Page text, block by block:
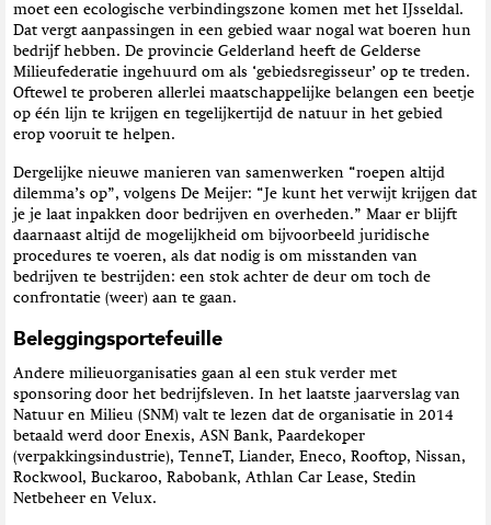
moet een ecologische verbindingszone komen met het IJsseldal.
Dat vergt aanpassingen in een gebied waar nogal wat boeren hun
bedrijf hebben. De provincie Gelderland heeft de Gelderse
Milieufederatie ingehuurd om als ‘gebiedsregisseur’ op te treden.
Oftewel te proberen allerlei maatschappelijke belangen een beetje
op één lijn te krijgen en tegelijkertijd de natuur in het gebied
erop vooruit te helpen.
Dergelijke nieuwe manieren van samenwerken “roepen altijd
dilemma’s op”, volgens De Meijer: “Je kunt het verwijt krijgen dat
je je laat inpakken door bedrijven en overheden.” Maar er blijft
daarnaast altijd de mogelijkheid om bijvoorbeeld juridische
procedures te voeren, als dat nodig is om misstanden van
bedrijven te bestrijden: een stok achter de deur om toch de
confrontatie (weer) aan te gaan.
Beleggingsportefeuille
Andere milieuorganisaties gaan al een stuk verder met
sponsoring door het bedrijfsleven. In het laatste jaarverslag van
Natuur en Milieu (SNM) valt te lezen dat de organisatie in 2014
betaald werd door Enexis, ASN Bank, Paardekoper
(verpakkingsindustrie), TenneT, Liander, Eneco, Rooftop, Nissan,
Rockwool, Buckaroo, Rabobank, Athlan Car Lease, Stedin
Netbeheer en Velux.